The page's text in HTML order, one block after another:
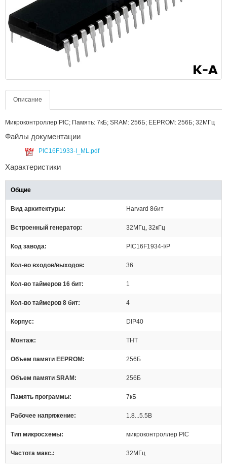
Описание
Микроконтроллер PIC; Память: 7кБ; SRAM: 256Б; EEPROM: 256Б; 32МГц
Файлы документации
PIC16F1933-I_ML.pdf
Характеристики
Общие
Вид архитектуры Harvard 8бит
Встроенный генератор 32МГц, 32кГц
Код завода PIC16F1934-I/P
Кол-во входов/выходов 36
Кол-во таймеров 16 бит 1
Кол-во таймеров 8 бит 4
Корпус DIP40
Монтаж THT
Объем памяти EEPROM 256Б
Объем памяти SRAM 256Б
Память программы 7кБ
Рабочее напряжение 1.8...5.5В
Тип микросхемы микроконтроллер PIC
Частота макс. 32МГц